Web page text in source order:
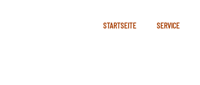
STARTSEITE SERVICE